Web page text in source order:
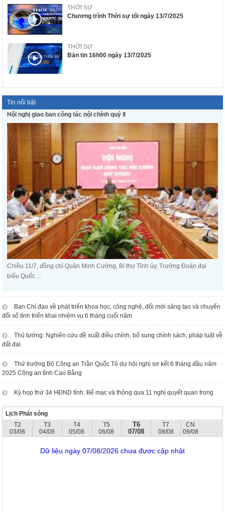
THỜI SỰ
Chương trình Thời sự tối ngày 13/7/2025
THỜI SỰ
Bản tin 16h00 ngày 13/7/2025
Tin nổi bật
Hội nghị giao ban công tác nội chính quý II
Chiều 11/7, đồng chí Quản Minh Cường, Bí thư Tỉnh ủy, Trưởng Đoàn đại
biểu Quốc ...
Ban Chỉ đạo về phát triển khoa học, công nghệ, đổi mới sáng tạo và chuyển
đổi số tỉnh triển khai nhiệm vụ 6 tháng cuối năm
Thủ tướng: Nghiên cứu đề xuất điều chỉnh, bổ sung chính sách, pháp luật về
đất đai
Thứ trưởng Bộ Công an Trần Quốc Tỏ dự hội nghị sơ kết 6 tháng đầu năm
2025 Công an tỉnh Cao Bằng
Kỳ họp thứ 34 HĐND tỉnh: Bế mạc và thông qua 11 nghị quyết quan trọng
Lịch Phát sóng
T2
03/08
T3
04/08
T4
05/08
T5
06/08
T6
07/08
T7
08/08
CN
09/08
Dữ liệu ngày 07/08/2026 chưa được cập nhật